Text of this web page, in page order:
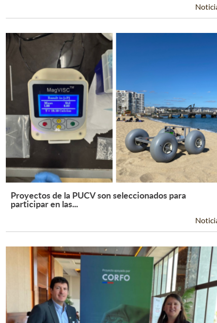
Leer Más +
Proyectos de la PUCV son seleccionados para
participar en las...